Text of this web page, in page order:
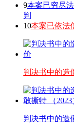
9本案已穷尽
判
10本案已依法
判决书中的
判决书中的